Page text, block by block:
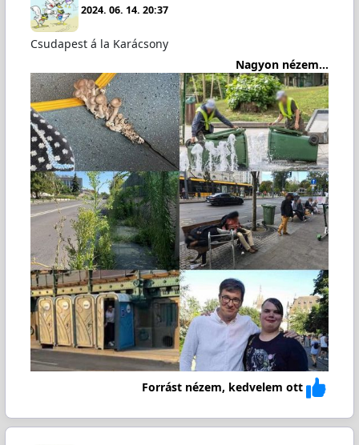
2024. 06. 14. 20:37
Csudapest á la Karácsony
Nagyon nézem...
Forrást nézem, kedvelem ott